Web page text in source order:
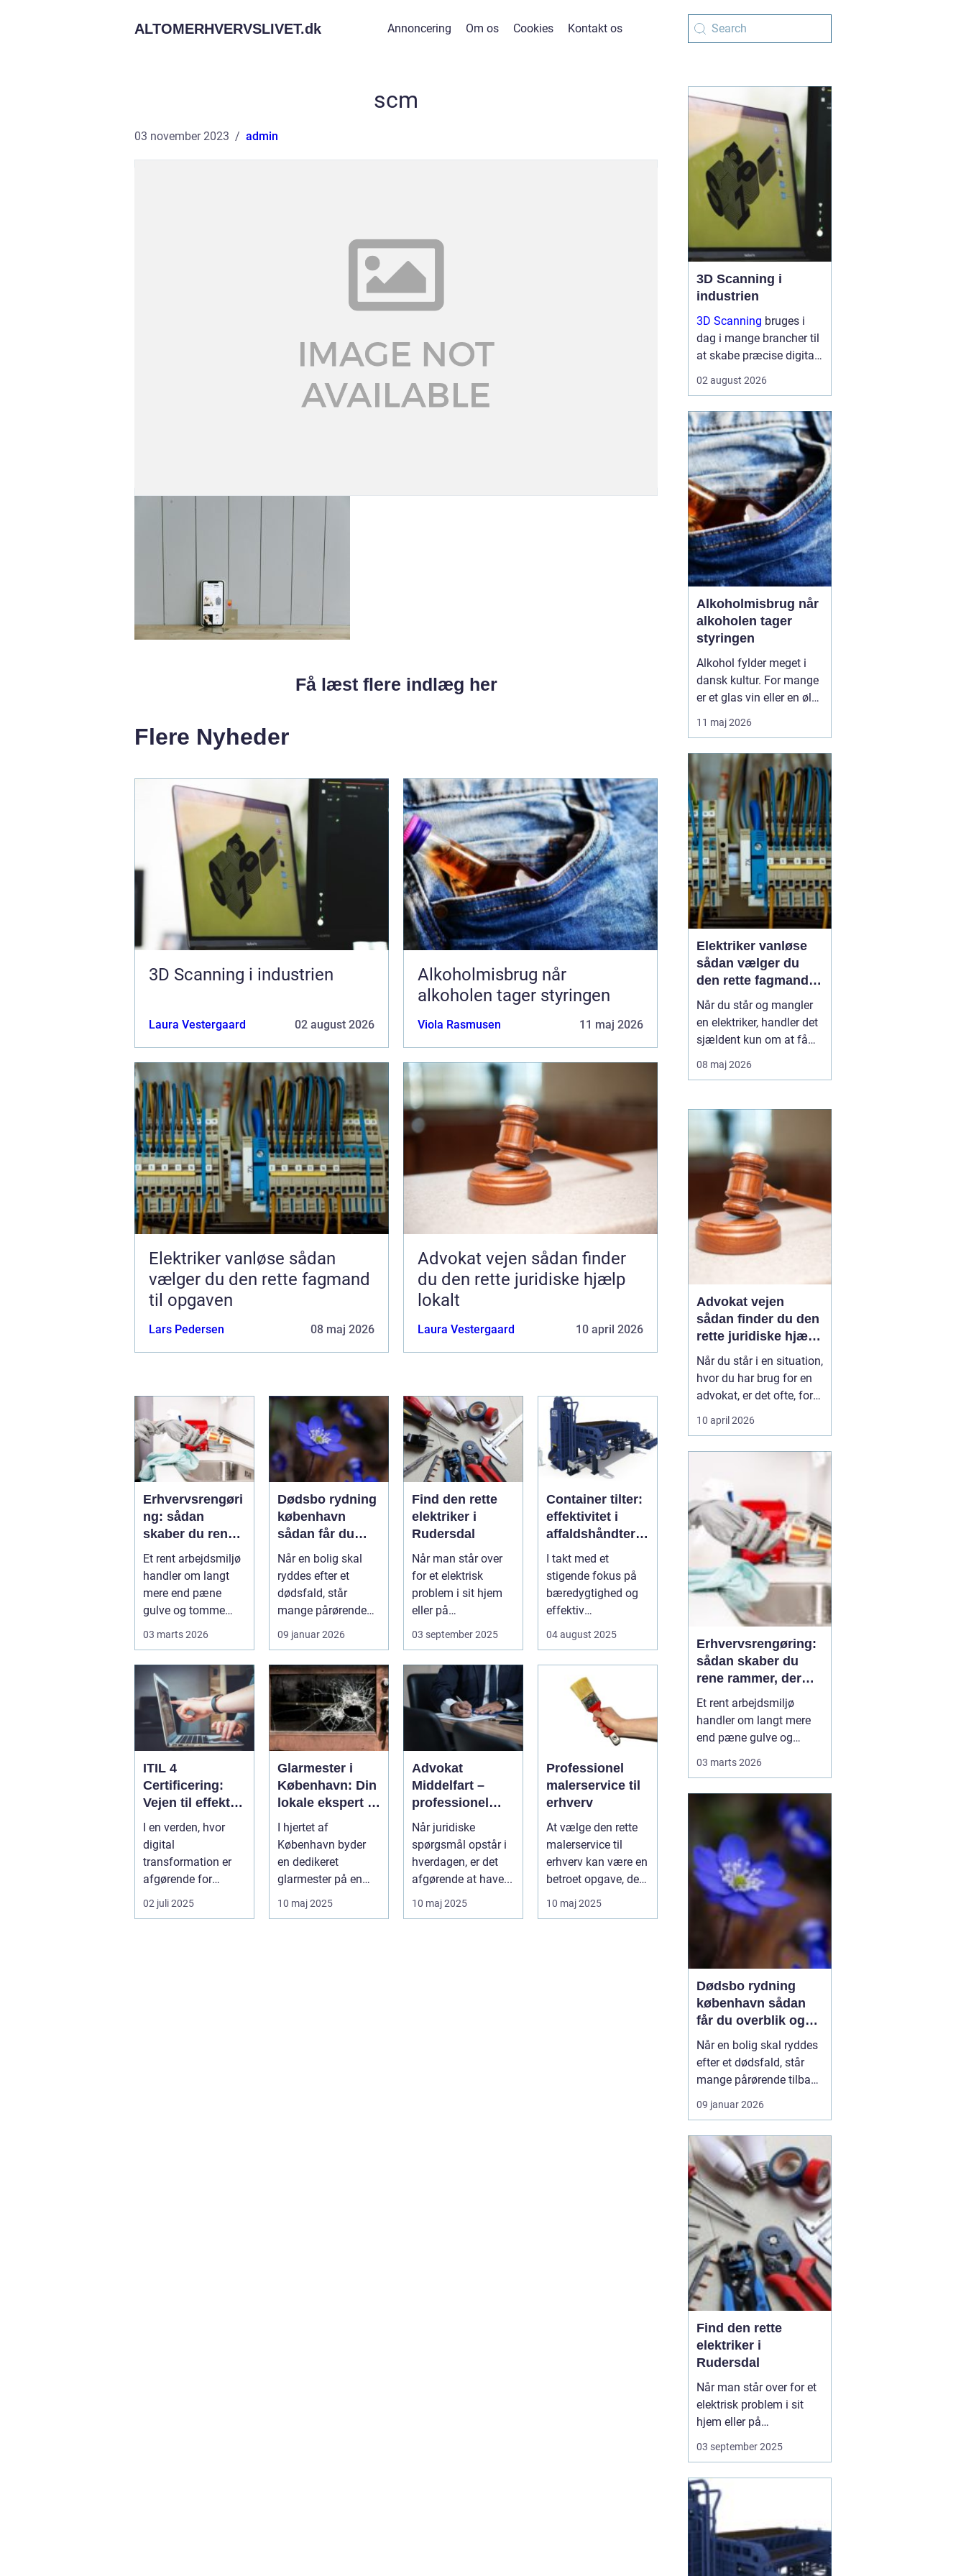
ALTOMERHVERVSLIVET.dk Annoncering Om os Cookies Kontakt os
scm
03 november 2023 admin
Få læst flere indlæg her
Flere Nyheder
3D Scanning i industrien
Laura Vestergaard 02 august 2026
Alkoholmisbrug når
alkoholen tager styringen
Viola Rasmusen 11 maj 2026
Elektriker vanløse sådan
vælger du den rette fagmand
til opgaven
Lars Pedersen 08 maj 2026
Advokat vejen sådan finder
du den rette juridiske hjælp
lokalt
Laura Vestergaard 10 april 2026
Erhvervsrengøri
ng: sådan
skaber du rene
rammer, der kan
mærkes på
bundlinjen
Et rent arbejdsmiljø
handler om langt
mere end pæne
gulve og tomme
03 marts 2026
Dødsbo rydning
københavn
sådan får du
overblik og
professionel
hjælp
Når en bolig skal
ryddes efter et
dødsfald, står
mange pårørende
tilbage med en stor
praktisk opgave...
09 januar 2026
Find den rette
elektriker i
Rudersdal
Når man står over
for et elektrisk
problem i sit hjem
eller på
arbejdspladsen, er
03 september 2025
Container tilter:
effektivitet i
affaldshåndterin
g og
ressourcegenan
vendelse
I takt med et
stigende fokus på
bæredygtighed og
effektiv
bliver spe...
04 august 2025
ITIL 4
Certificering:
Vejen til effektiv
IT-service
management
I en verden, hvor
digital
transformation er
afgørende for
succes, bliver
effektive service
02 juli 2025
Glarmester i
København: Din
lokale ekspert i
glasløsninger
I hjertet af
København byder
en dedikeret
glarmester på en
verden af
glasløsning...
10 maj 2025
Advokat
Middelfart –
professionel
juridisk
rådgivning tæt
på dig
Når juridiske
spørgsmål opstår i
hverdagen, er det
afgørende at have...
10 maj 2025
Professionel
malerservice til
erhverv
At vælge den rette
malerservice til
erhverv kan være en
betroet opgave, der
kræver...
10 maj 2025
3D Scanning i
industrien
3D Scanning bruges i
dag i mange brancher til
at skabe præcise digitale
omgivelser, produkter og
gør det muligt at arbejde
hurtigere, mere ...
02 august 2026
Alkoholmisbrug når
alkoholen tager
styringen
Alkohol fylder meget i
dansk kultur. For mange
er et glas vin eller en øl
forbundet med hygge,
fællesskab og
nogle glider forbruget
stille og roligt over i
alkoholmisbru...
11 maj 2026
Elektriker vanløse
sådan vælger du
den rette fagmand
til opgaven
Når du står og mangler
en elektriker, handler det
sjældent kun om at få
skiftet en stikkontakt.
Ofte er der også
lovkrav og langsigtede
løsninger på spil. I
Vanløse, hvor mange
boliger er ældre
ejendomme blandet med
nyere bygg...
08 maj 2026
Advokat vejen
sådan finder du den
rette juridiske hjælp
lokalt
Når du står i en situation,
hvor du har brug for en
advokat, er det ofte, fordi
livet har ændret sig på
en måde, du ikke selv
efter en pårørende eller
køb og salg af bolig. I de
si...
10 april 2026
Erhvervsrengøring:
sådan skaber du
rene rammer, der
kan mærkes på
bundlinjen
Et rent arbejdsmiljø
handler om langt mere
end pæne gulve og
førstehåndsindtryk og i
sidste ende
virksomhedens
omdømme. Når ...
03 marts 2026
Dødsbo rydning
københavn sådan
får du overblik og
professionel hjælp
Når en bolig skal ryddes
efter et dødsfald, står
mange pårørende tilbage
med en stor praktisk
opgave oven i sorgen.
personlige ejendele og
måske et helt livs
samling af ting, som
skal gennemgås,
fordeles, sælges eller
bortskaf...
09 januar 2026
Find den rette
elektriker i
Rudersdal
Når man står over for et
elektrisk problem i sit
hjem eller på
arbejdspladsen, er det
ofte nødvendigt med
Elektriker Rudersdal er
søgeordet, der samler
opmærksomheden
omkring behovet for...
03 september 2025